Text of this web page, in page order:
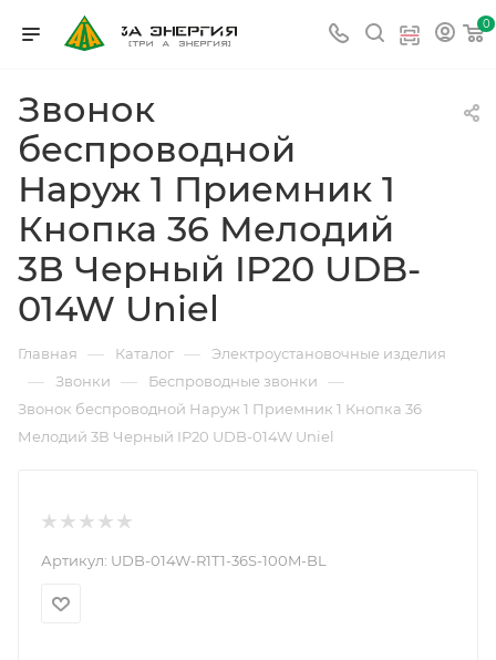
0
Звонок
беспроводной
Наруж 1 Приемник 1
Кнопка 36 Мелодий
3В Черный IP20 UDB-
014W Uniel
Главная — Каталог — Электроустановочные изделия
— Звонки — Беспроводные звонки —
Звонок беспроводной Наруж 1 Приемник 1 Кнопка 36
Мелодий 3В Черный IP20 UDB-014W Uniel
Артикул: UDB-014W-R1T1-36S-100M-BL